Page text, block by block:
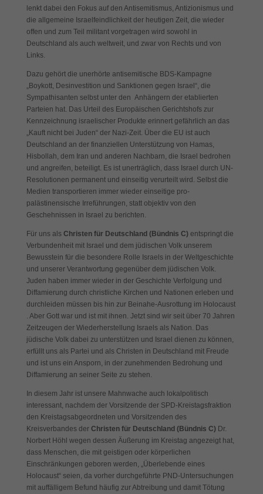
lenkt dabei den Fokus auf den Antisemitismus, Antizionismus und
die allgemeine Israelfeindlichkeit der heutigen Zeit, die wieder
offen und zum Teil militant vorgetragen wird sowohl in
Deutschland als auch weltweit, und zwar von Rechts und von
Links.
Dazu gehört die unerhörte antisemitische BDS-Kampagne
„Boykott, Desinvestition und Sanktionen gegen Israel“, die
Sympathisanten selbst unter den Anhängern der etablierten
Parteien hat. Das Urteil des Europäischen Gerichtshofs zur
Kennzeichnung israelischer Produkte erinnert gefährlich an das
„Kauft nicht bei Juden“ der Nazi-Zeit. Über die EU ist auch
Deutschland an der finanziellen Unterstützung von Hamas,
Hisbollah, dem Iran und anderen Nachbarn, die Israel bedrohen
und angreifen, beteiligt. Es ist unerträglich, dass Israel durch UN-
Resolutionen permanent und einseitig verurteilt wird. Selbst die
Medien transportieren immer wieder einseitige pro-
palästinensische Irreführungen, statt objektiv von den
Geschehnissen in Israel zu berichten.
Für uns als Christen für Deutschland (Bündnis C)entspringt die
Verbundenheit mit Israel und dem jüdischen Volk unserem
Bewusstein für die besondere Rolle Israels in der Weltgeschichte
und unserer Verantwortung gegenüber dem jüdischen Volk.
Juden haben immer wieder in der Geschichte Verfolgung und
Diffamierung durch christliche Kirchen und Nationen erleben und
durchleiden müssen bis hin zur Beinahe-Ausrottung im Holocaust
. Aber Gott war und ist mit ihnen. Jetzt sind wir seit über 70 Jahren
Zeitzeugen der Wiederherstellung Israels als Nation. Das
jüdische Volk dabei zu unterstützen und Israel dienen zu können,
erfüllt uns als Partei und als Christen in Deutschland mit Freude
und ist uns ein Ansporn, in der zunehmenden Bedrohung und
Diffamierung an seiner Seite zu stehen.
In diesem Jahr ist unsere Mahnwache auch lokalpolitisch
interessant, nachdem der Vorsitzende der SPD-Kreistagsfraktion
den Kreistagsabgeordneten und Vorsitzenden des
Kreisverbandes der Christen für Deutschland (Bündnis C)Dr.
Norbert Höhl wegen dessen Äußerung im Kreistag angezeigt hat,
dass Menschen, die mit geistigen oder körperlichen
Einschränkungen geboren werden, „Überlebende eines
Holocaust“ seien, da vorher durchgeführte PND-Untersuchungen
mit auffälligem Befund häufig zur Abtreibung und damit Tötung
Cookies auswählen.
Alle akzeptieren Speichern
Datenschutzeinstellungen
Essenziell (1)
Essenzielle Cookies ermöglichen grundlegende Funktionen und sind für
die einwandfreie Funktion der Website erforderlich.
Cookie-Informationen anzeigen
Externe Medien (7)
Inhalte von Videoplattformen und Social-Media-Plattformen werden
standardmäßig blockiert. Wenn Cookies von externen Medien akzeptiert
werden, bedarf der Zugriff auf diese Inhalte keiner manuellen Einwilligung
mehr.
Cookie-Informationen anzeigen
Datenschutzerklärung Impressum